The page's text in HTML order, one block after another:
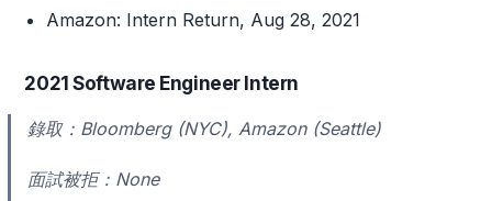
Amazon: Intern Return, Aug 28, 2021
2021 Software Engineer Intern
錄取：Bloomberg (NYC), Amazon (Seattle)
面試被拒：None